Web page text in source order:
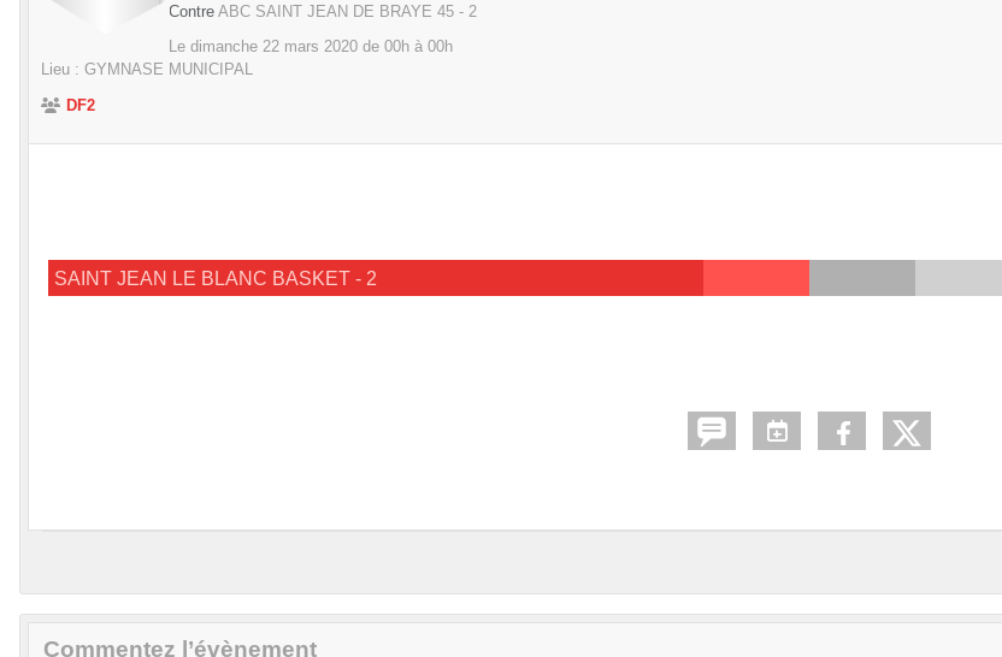
Contre ABC SAINT JEAN DE BRAYE 45 - 2
Le dimanche 22 mars 2020 de 00h à 00h
Lieu : GYMNASE MUNICIPAL
DF2
SAINT JEAN LE BLANC BASKET - 2
Commentez l’évènement